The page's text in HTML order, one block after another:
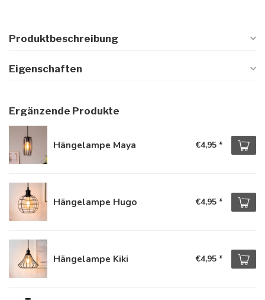
Produktbeschreibung
Eigenschaften
Ergänzende Produkte
Hängelampe Maya €4,95 *
Hängelampe Hugo €4,95 *
Hängelampe Kiki €4,95 *